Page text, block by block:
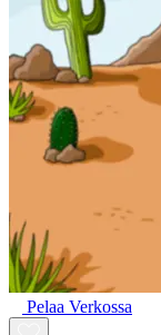
Pelaa Verkossa